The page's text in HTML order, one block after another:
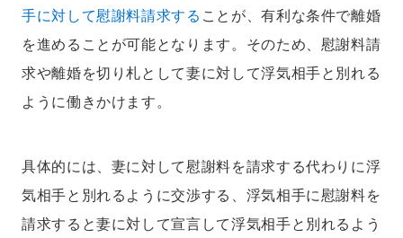
手に対して慰謝料請求する ことが、有利な条件で離婚
を進めることが可能となります。そのため、慰謝料請
求や離婚を切り札として妻に対して浮気相手と別れる
ように働きかけます。
具体的には、妻に対して慰謝料を請求する代わりに浮
気相手と別れるように交渉する、浮気相手に慰謝料を
請求すると妻に対して宣言して浮気相手と別れるよう